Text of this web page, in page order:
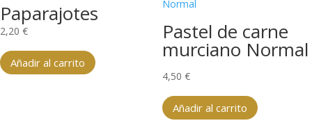
Paparajotes
2,20 €
Añadir al carrito
Pastel de carne
murciano Normal
4,50 €
Añadir al carrito